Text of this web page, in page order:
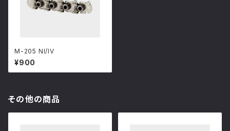
M-205 NI/IV
¥900
その他の商品